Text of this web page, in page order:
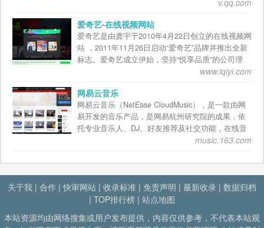
冷笑话》大电影上映，票房过亿。2016年推出动画
《镇魂街》，燃爆夏日，被誉为“台词剧情功底过
硬”的热血少年漫。2017年有妖气在漫画版权开发方
面又登上了一个新的台阶，年初开播的《菊叔5岁
画》番剧、《开封奇谈》番剧、广播剧、真人剧都
创造了良好的数据表现，暑期上映的《镇魂街》超
级网剧累积播放量多达22亿次，同时《十万个冷笑
话2》大电影全球上映，成为国产动画电影票房黑
马。在2017年岁末时有妖气又推出了《端脑》真人
剧，成功突破次元壁，获得广大观众的一致好评。
画作品总量超50000部，动画总点击数超过100亿。
腾讯动漫通过培育精品动漫IP，跨领域授权影视、
游戏、周边等，以这条IP培育路径为国漫创作者的
作品增值，并将以腾讯动漫作为内容核心，帮助创
作者接入腾讯资源体系，以扶持国漫作为腾讯泛娱
乐的文化使命。 2019年6月11日，腾讯动漫入
选“2019福布斯中国最具创新力企业榜”。
《长安十二时辰》《这就是街舞》第二季等爆款剧
YouTube以“付费内容”形式上线北美，出海国产剧首
次进入包月付费区。2020年，优酷公布新内容策
略，以头部剧集与超级综艺为主轴，通过“五大剧
场、三条综艺排播带”形成特定用户心智，持续提供
高品质内容。五大剧场包括宠爱剧场、港剧场、悬
疑剧场、合家欢剧场等 ，并上线《冰糖炖雪梨》、
《叹息桥》、《失踪人口》等热度、口碑双赢的剧
集。 三条综艺排播带则为潮流文化、女性生活和喜
剧综艺。 2018年12月4日， 阿里巴巴集团合伙人、
阿里文娱 轮值总裁 樊路远 兼任优酷总裁。2019年
10月21日，樊路远担任阿里文娱总裁。
资讯等为一体的综合视频内容平台，并通过PC端、
的视频娱乐体验。2020年11月4日，腾讯视频（体验
版）登陆国行Nintendo Switch平台。 2021年4月3
日，腾讯视频VIP 宣布，2021年4月10日零点起对腾
讯视频VIP会员价格进行调整，新价格将调整为连续
包月20元、包季58元、包年218元，非连续VIP月卡
与内容事业群成立“在线视频BU”，由腾讯视频、微
视、应用宝整合而成
爱奇艺-在线视频网站
爱奇艺是由龚宇于2010年4月22日创立的在线视频网
站 ，2011年11月26日启动“爱奇艺”品牌并推出全新
标志。爱奇艺成立伊始，坚持“悦享品质”的公司理
念，以“用户体验”为使命，通过持续不断的技术投
的观影体验。 2013年5月7日百度收购PPS视频业
务，并与爱奇艺进行合并，现为百度公司旗下平
台。2018年3月29日，爱奇艺在美国纳斯达克挂牌上
市，股票代码：IQ。在美国纽约时代广场，爱奇艺
打出大幅广告庆祝上市。 2018年8月6日，爱奇艺、
日，爱奇艺获金运奖年度最佳创新运营奖。9月3
日，爱奇艺对外发布声明称，自即日起关闭显示全
站前台播放量数据。 11月29日爱奇艺发布公告，计
划发行总本金为5亿美元的可转换优先债券。 2019
年6月11日，爱奇艺入选“2019福布斯中国最具创新
力企业榜”。2019年12月，爱奇艺入选2019中国品牌
www.iqiyi.com
网易云音乐
网易云音乐（NetEase CloudMusic），是一款由网
易开发的音乐产品，是网易杭州研究院的成果，依
托专业音乐人、DJ、好友推荐及社交功能，在线音
乐服务主打歌单、社交、大牌推荐和音乐指纹，以
发现和分享。 该产品2013年4月23日正式发布，截
止2017年04月，产品已经包括iPhone、Android、
Web、Windows、iPad、WP8、Mac、UWP（已变
为32位转制版 ）、Linux等九大平台客户端。2015
优秀视觉设计奖” 2018年2月9日，网易云音乐与腾
music.163.com
关于我 | 合作 |快审网站 | 收录标准 | 免责声明 | 最新收录 | 数据归档
| TOP排行榜 | 站点地图
本站资源均由网络搜集或用户发布提供，内容仅供参考，不代表本站观